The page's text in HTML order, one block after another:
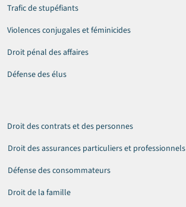
Trafic de stupéfiants
Violences conjugales et féminicides
Droit pénal des affaires
Défense des élus
Droit des contrats et des personnes
Droit des assurances particuliers et professionnels
Défense des consommateurs
Droit de la famille